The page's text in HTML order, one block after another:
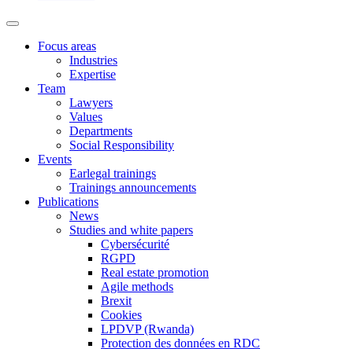
Focus areas
Industries
Expertise
Team
Lawyers
Values
Departments
Social Responsibility
Events
Earlegal trainings
Trainings announcements
Publications
News
Studies and white papers
Cybersécurité
RGPD
Real estate promotion
Agile methods
Brexit
Cookies
LPDVP (Rwanda)
Protection des données en RDC